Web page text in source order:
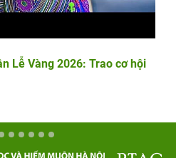
Lễ Vàng 2026: Trao cơ hội